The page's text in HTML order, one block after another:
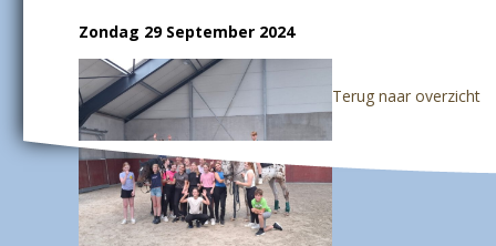
Zondag 29 September 2024
Terug naar overzicht